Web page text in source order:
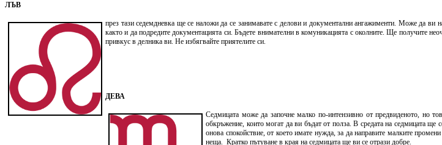
ЛЪВ
през тази седемдневка ще се наложи да се занимавате с делови и документални ангажименти. Може да ви
както и да подредите документацията си. Бъдете внимателни в комуникацията с околните. Ще получите
привкус в делника ви. Не избягвайте приятелите си.
ДЕВА
Седмицата може да започне малко по-интензивно от предвиденото, но
обкръжение, които могат да ви бъдат от полза. В средата на седмицата ще
онова спокойствие, от което имате нужда, за да направите малките
неща. Кратко пътуване в края на седмицата ще ви се отрази добре.